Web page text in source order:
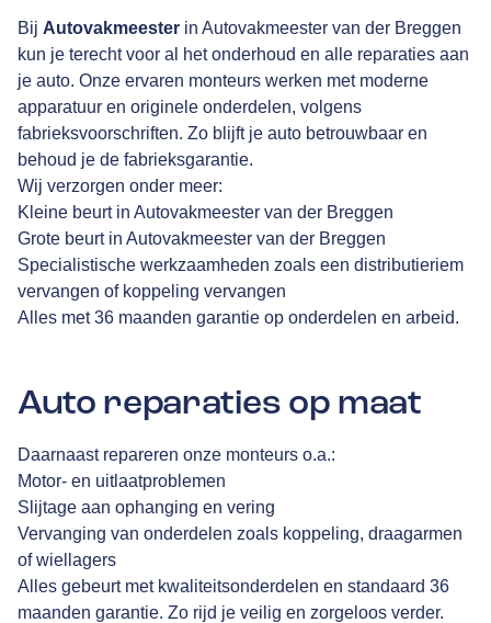
Bij Autovakmeester in Autovakmeester van der Breggen
kun je terecht voor al het onderhoud en alle reparaties aan
je auto. Onze ervaren monteurs werken met moderne
apparatuur en originele onderdelen, volgens
fabrieksvoorschriften. Zo blijft je auto betrouwbaar en
behoud je de fabrieksgarantie.
Wij verzorgen onder meer:
Kleine beurt in Autovakmeester van der Breggen
Grote beurt in Autovakmeester van der Breggen
Specialistische werkzaamheden zoals een distributieriem
vervangen of koppeling vervangen
Alles met 36 maanden garantie op onderdelen en arbeid.
Auto reparaties op maat
Daarnaast repareren onze monteurs o.a.:
Motor- en uitlaatproblemen
Slijtage aan ophanging en vering
Vervanging van onderdelen zoals koppeling, draagarmen
of wiellagers
Alles gebeurt met kwaliteitsonderdelen en standaard 36
maanden garantie. Zo rijd je veilig en zorgeloos verder.